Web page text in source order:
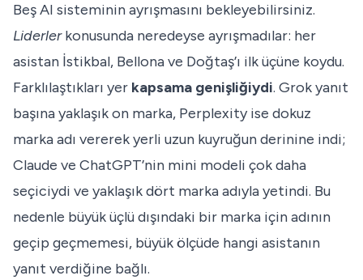
Beş AI sisteminin ayrışmasını bekleyebilirsiniz.
Liderlerkonusunda neredeyse ayrışmadılar: her
asistan İstikbal, Bellona ve Doğtaş’ı ilk üçüne koydu.
Farklılaştıkları yer kapsama genişliğiydi. Grok yanıt
başına yaklaşık on marka, Perplexity ise dokuz
marka adı vererek yerli uzun kuyruğun derinine indi;
Claude ve ChatGPT’nin mini modeli çok daha
seçiciydi ve yaklaşık dört marka adıyla yetindi. Bu
nedenle büyük üçlü dışındaki bir marka için adının
geçip geçmemesi, büyük ölçüde hangi asistanın
yanıt verdiğine bağlı.